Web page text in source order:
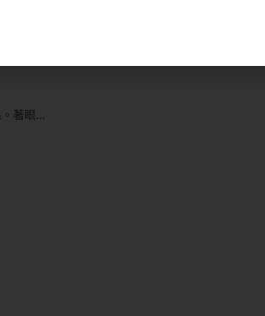
著眼...